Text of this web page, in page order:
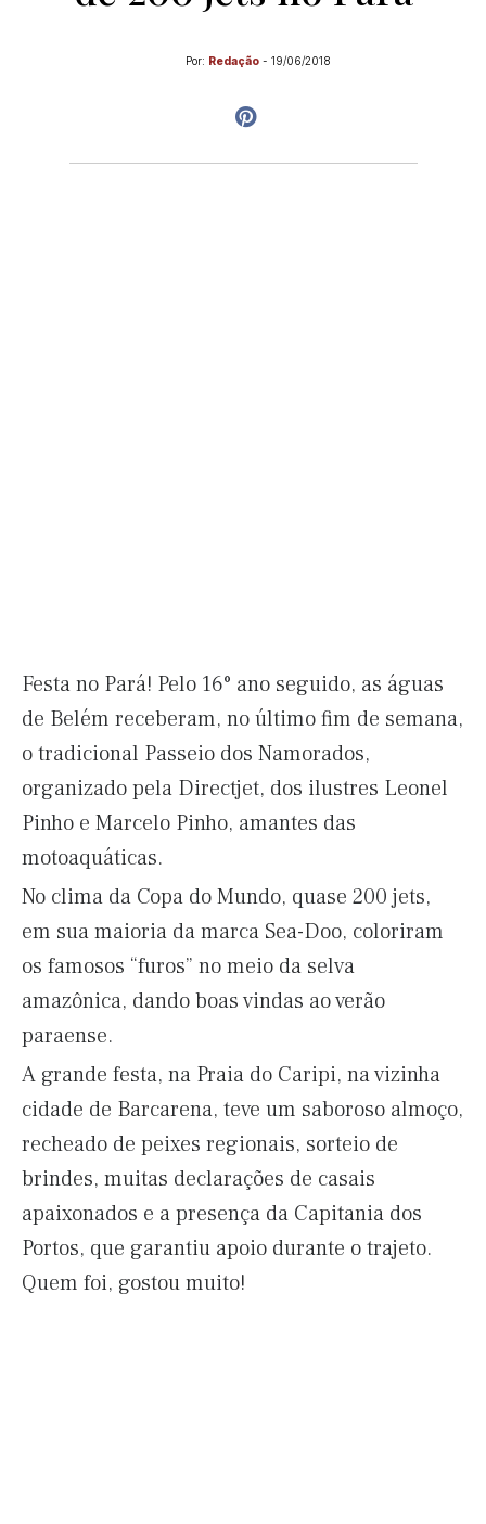
Por: Redação - 19/06/2018
Festa no Pará! Pelo 16° ano seguido, as águas
de Belém receberam, no último fim de semana,
o tradicional Passeio dos Namorados,
organizado pela Directjet, dos ilustres Leonel
Pinho e Marcelo Pinho, amantes das
motoaquáticas.
No clima da Copa do Mundo, quase 200 jets,
em sua maioria da marca Sea-Doo, coloriram
os famosos “furos” no meio da selva
amazônica, dando boas vindas ao verão
paraense.
A grande festa, na Praia do Caripi, na vizinha
cidade de Barcarena, teve um saboroso almoço,
recheado de peixes regionais, sorteio de
brindes, muitas declarações de casais
apaixonados e a presença da Capitania dos
Portos, que garantiu apoio durante o trajeto.
Quem foi, gostou muito!